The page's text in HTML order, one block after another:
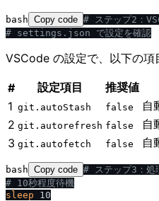
bash Copy code # ステップ2：
# settings.json で設定を確認
VSCode の設定で、以下の項
# 設定項目 推奨値
1 git.autoStash false
自
2 git.autorefresh false
自
3 git.autofetch false 自
bash Copy code # ステップ3：処
# 10秒程度待機
sleep 10